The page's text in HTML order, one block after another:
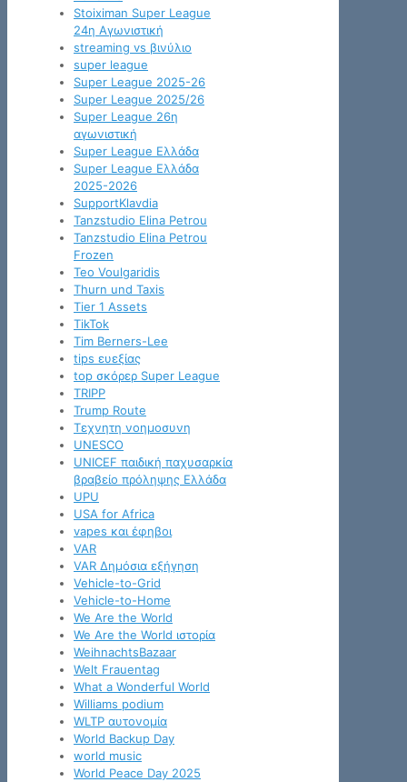
Stoiximan Super League
24η Αγωνιστική
streaming vs βινύλιο
super league
Super League 2025-26
Super League 2025/26
Super League 26η
αγωνιστική
Super League Ελλάδα
Super League Ελλάδα
2025-2026
SupportKlavdia
Tanzstudio Elina Petrou
Tanzstudio Elina Petrou
Frozen
Teo Voulgaridis
Thurn und Taxis
Tier 1 Assets
TikTok
Tim Berners-Lee
tips ευεξίας
top σκόρερ Super League
TRIPP
Trump Route
Tεχνητη νοημοσυνη
UNESCO
UNICEF παιδική παχυσαρκία
βραβείο πρόληψης Ελλάδα
UPU
USA for Africa
vapes και έφηβοι
VAR
VAR Δημόσια εξήγηση
Vehicle-to-Grid
Vehicle-to-Home
We Are the World
We Are the World ιστορία
WeihnachtsBazaar
Welt Frauentag
What a Wonderful World
Williams podium
WLTP αυτονομία
World Backup Day
world music
World Peace Day 2025